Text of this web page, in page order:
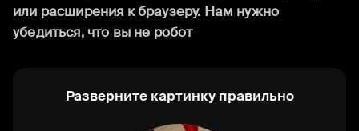
или расширения к браузеру. Нам нужно
убедиться, что вы не робот
Разверните картинку правильно